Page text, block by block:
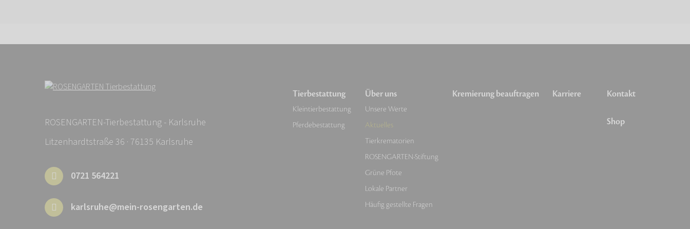
ROSENGARTEN-Tierbestattung - Karlsruhe
Litzenhardtstraße 36 · 76135 Karlsruhe
0721 564221
karlsruhe@mein-rosengarten.de
Tierbestattung
Kleintierbestattung
Pferdebestattung
Über uns
Unsere Werte
Aktuelles
Tierkrematorien
ROSENGARTEN-Stiftung
Grüne Pfote
Lokale Partner
Häufig gestellte Fragen
Kremierung beauftragen Karriere Kontakt
Shop